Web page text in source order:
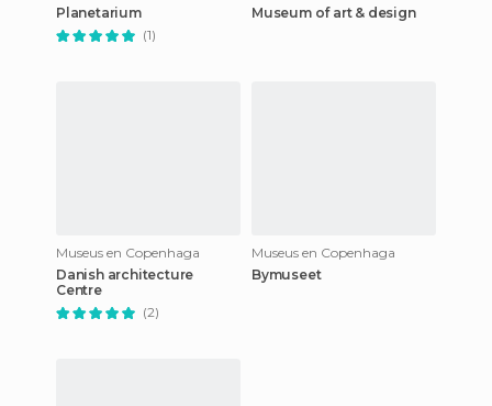
Planetarium
(1)
Museum of art & design
Museus en Copenhaga
Danish architecture
Centre
(2)
Museus en Copenhaga
Bymuseet